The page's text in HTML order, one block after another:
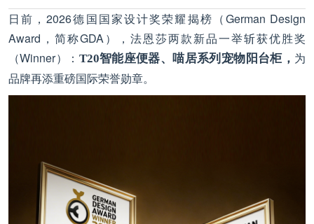
恭喜131****2473用户作品已成功备案！
恭喜159****4201用户作品已成功备案！
恭喜133****6466用户作品已成功备案！
日前，2026德国国家设计奖荣耀揭榜（German Design
Award，简称GDA），法恩莎两款新品一举斩获优胜奖
（Winner）： T20智能座便器、喵居系列宠物阳台柜， 为
品牌再添重磅国际荣誉勋章。